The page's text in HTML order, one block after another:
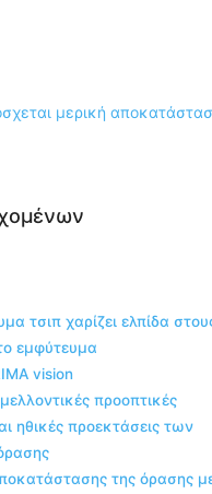
τσιπ χαρίζει ελπίδα
εμφύτευμα
vision
προοπτικές
ηθικές προεκτάσεις των
της όρασης